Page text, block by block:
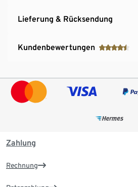
Lieferung & Rücksendung
Kundenbewertungen
Zahlung
Rechnung